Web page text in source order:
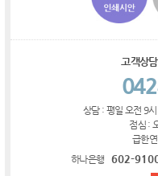
고객상
상담 : 평일 오전 9
점심 :
급한
하나은행
602-